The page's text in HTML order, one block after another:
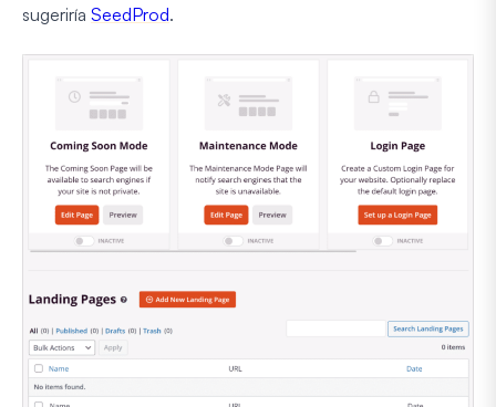
sugeriría SeedProd.